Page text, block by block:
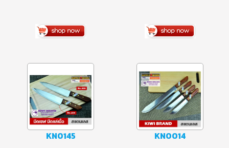
No.188
No.197 No.198 และ
No.199
KN0145 KN0014